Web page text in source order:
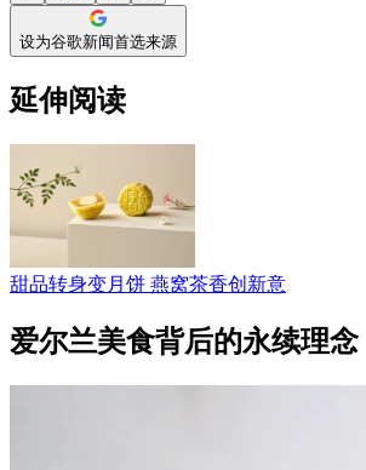
设为谷歌新闻首选来源
延伸阅读
甜品转身变月饼 燕窝茶香创新意
爱尔兰美食背后的永续理念